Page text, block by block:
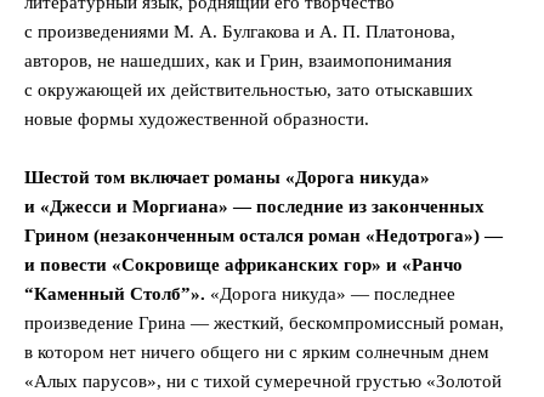
с произведениями М. А. Булгакова и А. П. Платонова,
авторов, не нашедших, как и Грин, взаимопонимания
с окружающей их действительностью, зато отыскавших
новые формы художественной образности.
Шестой том включает романы «Дорога никуда»
и «Джесси и Моргиана» — последние из законченных
Грином (незаконченным остался роман «Недотрога») —
и повести «Сокровище африканских гор» и «Ранчо
“Каменный Столб”». «Дорога никуда» — последнее
произведение Грина — жесткий, бескомпромиссный роман,
в котором нет ничего общего ни с ярким солнечным днем
«Алых парусов», ни с тихой сумеречной грустью «Золотой